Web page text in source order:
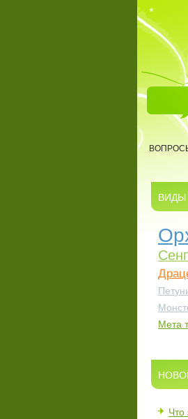
Перейти к основному содержанию
ВИДЫ
Мета
Что